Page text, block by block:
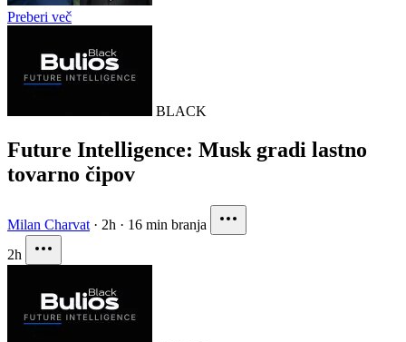
Preberi več
BLACK
Future Intelligence: Musk gradi lastno
tovarno čipov
Milan Charvat · 2h · 16 min branja
2h